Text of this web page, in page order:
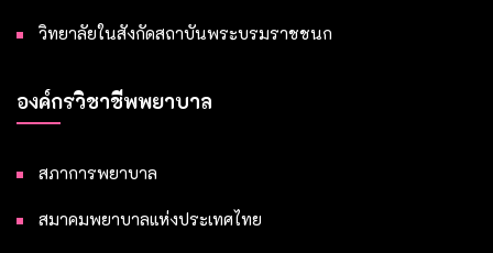
วิทยาลัยในสังกัดสถาบันพระบรมราชชนก
องค์กรวิชาชีพพยาบาล
สภาการพยาบาล
สมาคมพยาบาลแห่งประเทศไทย